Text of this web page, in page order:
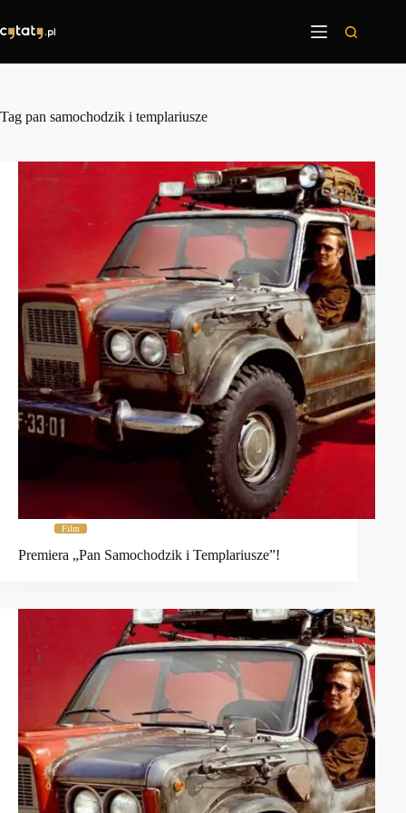
treści
Tag pan samochodzik i templariusze
Film
Premiera „Pan Samochodzik i Templariusze”!